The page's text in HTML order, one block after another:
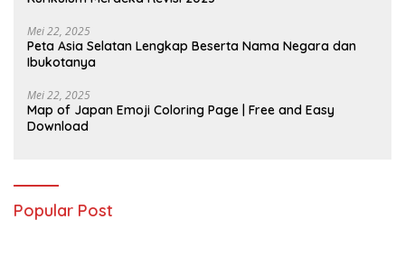
Mei 22, 2025
Peta Asia Selatan Lengkap Beserta Nama Negara dan
Ibukotanya
Mei 22, 2025
Map of Japan Emoji Coloring Page | Free and Easy
Download
Popular Post